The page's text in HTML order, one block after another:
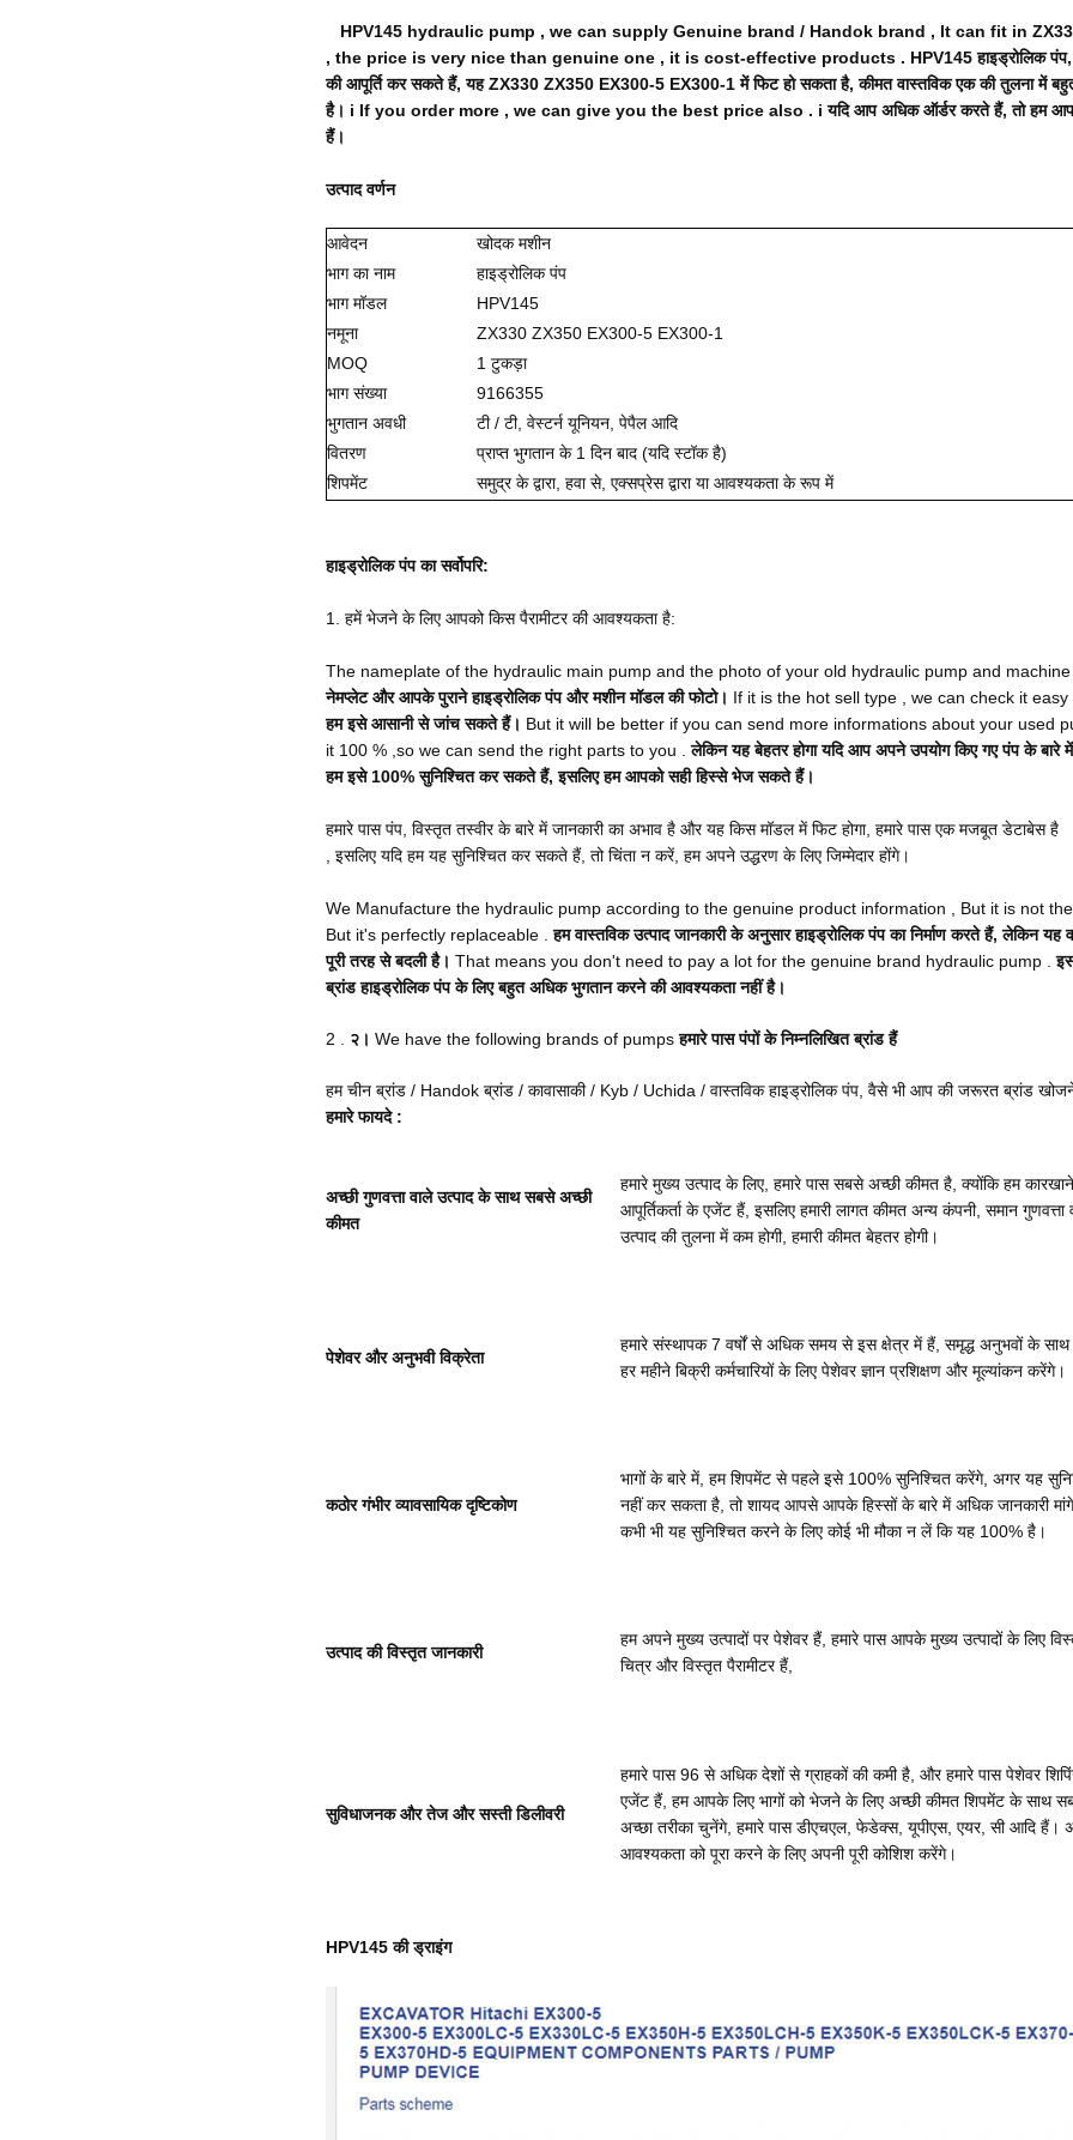
HPV145 hydraulic pump , we can supply Genuine brand / Handok brand , It can fit in
, the price is very nice than genuine one , it is cost-effective products . HPV145 हाइड्रोलिक
की आपूर्ति कर सकते हैं, यह ZX330 ZX350 EX300-5 EX300-1 में फिट हो सकता है, कीमत वास्तविक एक की तुलना में बहुत
है। i If you order more , we can give you the best price also . i यदि आप अधिक ऑर्डर करते हैं, तो हम
हैं।
उत्पाद वर्णन
आवेदन
खोदक मशीन
भाग का नाम
हाइड्रोलिक पंप
भाग मॉडल
HPV145
नमूना
ZX330 ZX350 EX300-5 EX300-1
MOQ
1 टुकड़ा
भाग संख्या
9166355
भुगतान अवधी
टी / टी, वेस्टर्न यूनियन, पेपैल आदि
वितरण
प्राप्त भुगतान के 1 दिन बाद (यदि स्टॉक है)
शिपमेंट
समुद्र के द्वारा, हवा से, एक्सप्रेस द्वारा या आवश्यकता के रूप में
हाइड्रोलिक पंप का सर्वोपरि:
1. हमें भेजने के लिए आपको किस पैरामीटर की आवश्यकता है:
The nameplate of the hydraulic main pump and the photo of your old hydraulic pump and machine
नेमप्लेट और आपके पुराने हाइड्रोलिक पंप और मशीन मॉडल की फोटो। If it is the hot sell type , we can check it easy .
हम इसे आसानी से जांच सकते हैं। But it will be better if you can send more informations about your used
it 100 % ,so we can send the right parts to you .
लेकिन यह बेहतर होगा यदि आप अपने उपयोग किए गए पंप के
हम इसे 100% सुनिश्चित कर सकते हैं, इसलिए हम आपको सही हिस्से भेज सकते हैं।
हमारे पास पंप, विस्तृत तस्वीर के बारे में जानकारी का अभाव है और यह किस मॉडल में फिट होगा, हमारे पास एक मजबूत डेटाबेस है
, इसलिए यदि हम यह सुनिश्चित कर सकते हैं, तो चिंता न करें, हम अपने उद्धरण के लिए जिम्मेदार होंगे।
We Manufacture the hydraulic pump according to the genuine product information , But it is not
But it's perfectly replaceable .
हम वास्तविक उत्पाद जानकारी के अनुसार हाइड्रोलिक पंप का निर्माण करते हैं, लेकिन
पूरी तरह से बदली है। That means you don't need to pay a lot for the genuine brand hydraulic pump .
ब्रांड हाइड्रोलिक पंप के लिए बहुत अधिक भुगतान करने की आवश्यकता नहीं है।
2 . २। We have the following brands of pumps हमारे पास पंपों के निम्नलिखित ब्रांड हैं
हम चीन ब्रांड / Handok ब्रांड / कावासाकी / Kyb / Uchida / वास्तविक हाइड्रोलिक पंप, वैसे भी आप की जरूरत ब्रांड
हमारे फायदे :
अच्छी गुणवत्ता वाले उत्पाद के साथ सबसे अच्छी
कीमत
हमारे मुख्य उत्पाद के लिए, हमारे पास सबसे अच्छी कीमत है, क्योंकि हम
आपूर्तिकर्ता के एजेंट हैं, इसलिए हमारी लागत कीमत अन्य कंपनी, समान गुणवत्ता
उत्पाद की तुलना में कम होगी, हमारी कीमत बेहतर होगी।
पेशेवर और अनुभवी विक्रेता
हमारे संस्थापक 7 वर्षों से अधिक समय से इस क्षेत्र में हैं, समृद्ध अनुभवों के
हर महीने बिक्री कर्मचारियों के लिए पेशेवर ज्ञान प्रशिक्षण और मूल्यांकन करेंगे।
कठोर गंभीर व्यावसायिक दृष्टिकोण
भागों के बारे में, हम शिपमेंट से पहले इसे 100% सुनिश्चित करेंगे, अगर यह
नहीं कर सकता है, तो शायद आपसे आपके हिस्सों के बारे में अधिक जानकारी
कभी भी यह सुनिश्चित करने के लिए कोई भी मौका न लें कि यह 100% है।
उत्पाद की विस्तृत जानकारी
हम अपने मुख्य उत्पादों पर पेशेवर हैं, हमारे पास आपके मुख्य उत्पादों के लिए
चित्र और विस्तृत पैरामीटर हैं,
सुविधाजनक और तेज और सस्ती डिलीवरी
हमारे पास 96 से अधिक देशों से ग्राहकों की कमी है, और हमारे पास पेशेवर
एजेंट हैं, हम आपके लिए भागों को भेजने के लिए अच्छी कीमत शिपमेंट के साथ
अच्छा तरीका चुनेंगे, हमारे पास डीएचएल, फेडेक्स, यूपीएस, एयर, सी आदि हैं।
आवश्यकता को पूरा करने के लिए अपनी पूरी कोशिश करेंगे।
HPV145 की ड्राइंग